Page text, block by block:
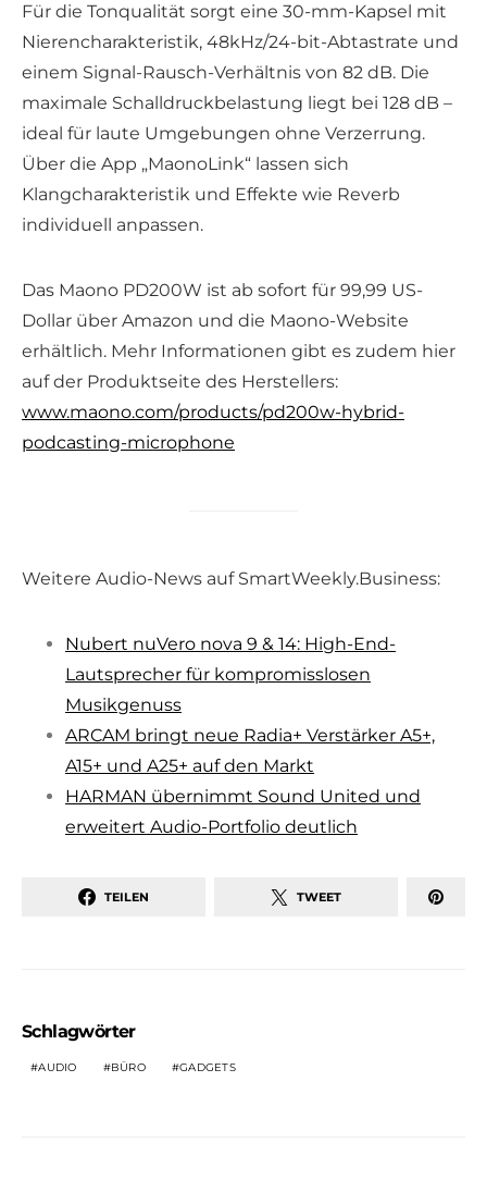
Für die Tonqualität sorgt eine 30-mm-Kapsel mit
Nierencharakteristik, 48kHz/24-bit-Abtastrate und
einem Signal-Rausch-Verhältnis von 82 dB. Die
maximale Schalldruckbelastung liegt bei 128 dB –
ideal für laute Umgebungen ohne Verzerrung.
Über die App „MaonoLink“ lassen sich
Klangcharakteristik und Effekte wie Reverb
individuell anpassen.
Das Maono PD200W ist ab sofort für 99,99 US-
Dollar über Amazon und die Maono-Website
erhältlich. Mehr Informationen gibt es zudem hier
auf der Produktseite des Herstellers:
www.maono.com/products/pd200w-hybrid-
podcasting-microphone
Weitere Audio-News auf SmartWeekly.Business:
Nubert nuVero nova 9 & 14: High-End-
Lautsprecher für kompromisslosen
Musikgenuss
ARCAM bringt neue Radia+ Verstärker A5+,
A15+ und A25+ auf den Markt
HARMAN übernimmt Sound United und
erweitert Audio-Portfolio deutlich
TEILEN TWEET
Schlagwörter
AUDIO BÜRO GADGETS